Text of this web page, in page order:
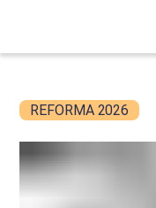
REFORMA 2026